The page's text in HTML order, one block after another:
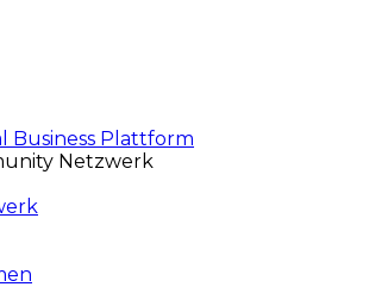
Business Plattform
Netzwerk